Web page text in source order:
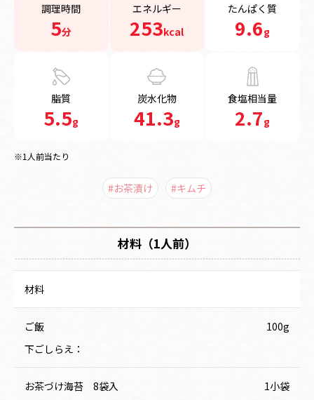
調理時間
5分
エネルギー
253kcal
たんぱく質
9.6g
脂質
5.5g
炭水化物
41.3g
食塩相当量
2.7g
※1人前当たり
#お茶漬け #キムチ
材料（1人前）
材料
ご飯
100g
下ごしらえ：
お茶づけ海苔 8袋入
1小袋